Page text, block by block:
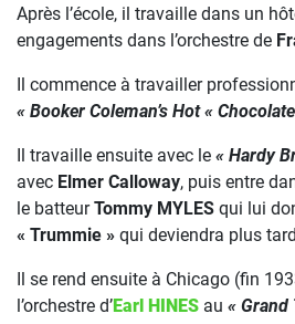
Après l’école, il travaille dans un
engagements dans l’orchestre de
Il commence à travailler
« Booker Coleman’s Hot «
Il travaille ensuite avec le « Hardy
avec Elmer Calloway, puis entre
le batteurTommy MYLES qui lui
« Trummie » qui deviendra plus tard
Il se rend ensuite à Chicago (fin
l’orchestre d’Earl HINES au « Grand